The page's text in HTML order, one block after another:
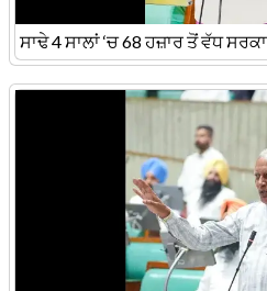
ਸਾਢੇ 4 ਸਾਲਾਂ ‘ਚ 68 ਹਜ਼ਾਰ ਤੋਂ ਵੱਧ